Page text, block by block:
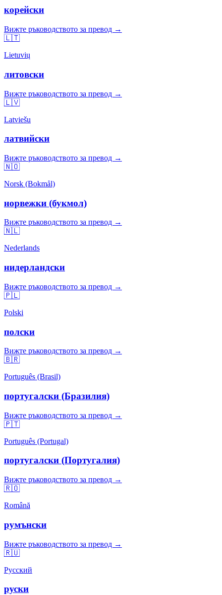
корейски
Вижте ръководството за превод →
🇱🇹
Lietuvių
литовски
Вижте ръководството за превод →
🇱🇻
Latviešu
латвийски
Вижте ръководството за превод →
🇳🇴
Norsk (Bokmål)
норвежки (букмол)
Вижте ръководството за превод →
🇳🇱
Nederlands
нидерландски
Вижте ръководството за превод →
🇵🇱
Polski
полски
Вижте ръководството за превод →
🇧🇷
Português (Brasil)
португалски (Бразилия)
Вижте ръководството за превод →
🇵🇹
Português (Portugal)
португалски (Португалия)
Вижте ръководството за превод →
🇷🇴
Română
румънски
Вижте ръководството за превод →
🇷🇺
Русский
руски